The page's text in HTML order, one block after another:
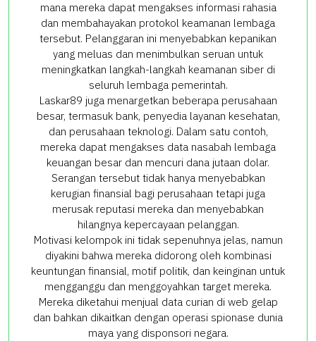
mana mereka dapat mengakses informasi rahasia
dan membahayakan protokol keamanan lembaga
tersebut. Pelanggaran ini menyebabkan kepanikan
yang meluas dan menimbulkan seruan untuk
meningkatkan langkah-langkah keamanan siber di
seluruh lembaga pemerintah.
Laskar89 juga menargetkan beberapa perusahaan
besar, termasuk bank, penyedia layanan kesehatan,
dan perusahaan teknologi. Dalam satu contoh,
mereka dapat mengakses data nasabah lembaga
keuangan besar dan mencuri dana jutaan dolar.
Serangan tersebut tidak hanya menyebabkan
kerugian finansial bagi perusahaan tetapi juga
merusak reputasi mereka dan menyebabkan
hilangnya kepercayaan pelanggan.
Motivasi kelompok ini tidak sepenuhnya jelas, namun
diyakini bahwa mereka didorong oleh kombinasi
keuntungan finansial, motif politik, dan keinginan untuk
mengganggu dan menggoyahkan target mereka.
Mereka diketahui menjual data curian di web gelap
dan bahkan dikaitkan dengan operasi spionase dunia
maya yang disponsori negara.